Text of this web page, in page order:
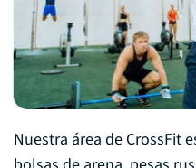
Nuestra área de CrossFit